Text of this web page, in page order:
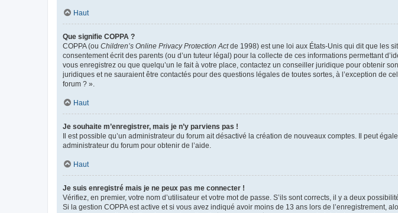
Haut
Que signifie COPPA ?
COPPA (ou Children’s Online Privacy Protection Actde 1998) est une loi aux États-Unis qui dit que les
consentement écrit des parents (ou d’un tuteur légal) pour la collecte de ces informations permettant
vous enregistrez ou que quelqu’un le fait à votre place, contactez un conseiller juridique pour obtenir
juridiques et ne sauraient être contactés pour des questions légales de toutes sortes, à l’exception de
forum ? ».
Haut
Je souhaite m’enregistrer, mais je n’y parviens pas !
Il est possible qu’un administrateur du forum ait désactivé la création de nouveaux comptes. Il peut
administrateur du forum pour obtenir de l’aide.
Haut
Je suis enregistré mais je ne peux pas me connecter !
Vérifiez, en premier, votre nom d’utilisateur et votre mot de passe. S’ils sont corrects, il y a deux
Si la gestion COPPA est active et si vous avez indiqué avoir moins de 13 ans lors de